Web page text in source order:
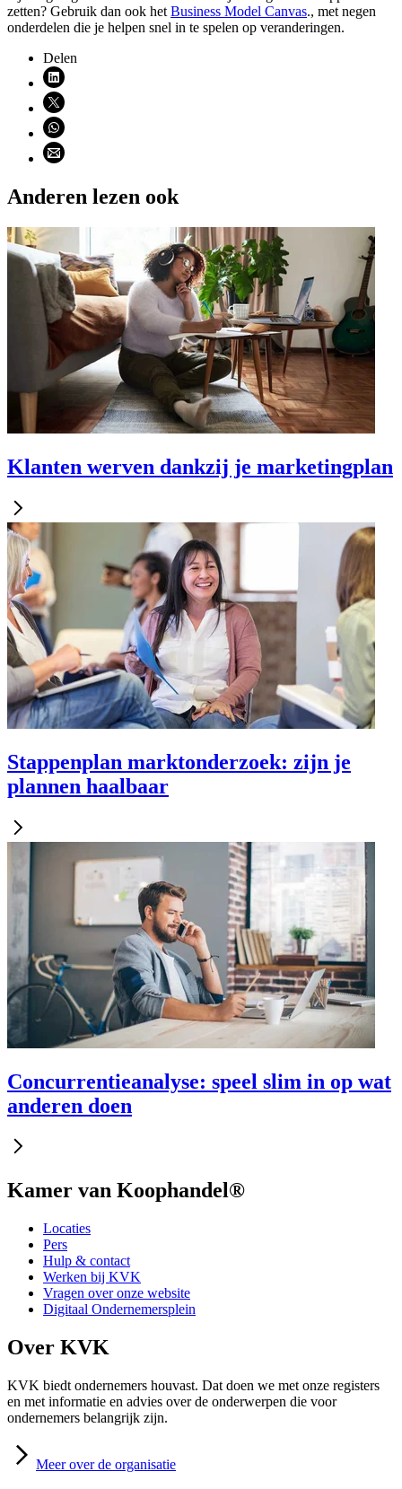
zetten? Gebruik dan ook het Business Model Canvas., met negen
onderdelen die je helpen snel in te spelen op veranderingen.
Delen
Deel via LinkedIn (opent nieuw venster)
Deel via X (opent nieuw venster)
Deel via WhatsApp (opent WhatsApp)
Deel via email (opent email programma)
Anderen lezen ook
Klanten werven dankzij je marketingplan
Stappenplan marktonderzoek: zijn je
plannen haalbaar
Concurrentieanalyse: speel slim in op wat
anderen doen
Kamer van Koophandel®
Locaties
Pers
Hulp & contact
Werken bij KVK
Vragen over onze website
Digitaal Ondernemersplein
Over KVK
KVK biedt ondernemers houvast. Dat doen we met onze registers
en met informatie en advies over de onderwerpen die voor
ondernemers belangrijk zijn.
Meer over de organisatie